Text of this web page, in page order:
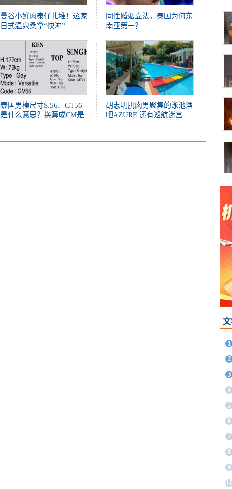
曼谷小鲜肉泰仔扎堆！这家
日式温泉桑拿“快冲”
同性婚姻立法，泰国为何东
南亚第一？
泰国男模尺寸S.56、GT56
是什么意思？换算成CM是
胡志明肌肉男聚集的泳池酒
吧AZURE 还有巡航迷宫
文
1
2
3
4
5
6
7
8
9